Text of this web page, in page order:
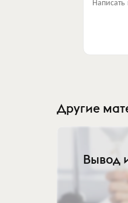
Другие
Вывод